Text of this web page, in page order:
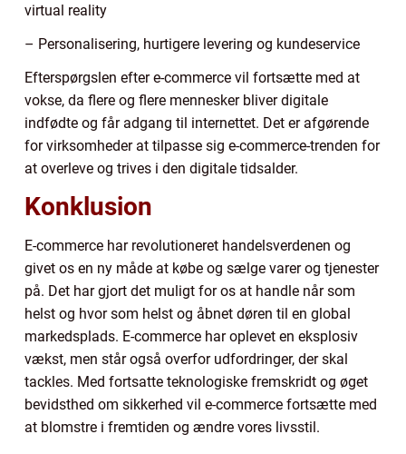
virtual reality
– Personalisering, hurtigere levering og kundeservice
Efterspørgslen efter e-commerce vil fortsætte med at
vokse, da flere og flere mennesker bliver digitale
indfødte og får adgang til internettet. Det er afgørende
for virksomheder at tilpasse sig e-commerce-trenden for
at overleve og trives i den digitale tidsalder.
Konklusion
E-commerce har revolutioneret handelsverdenen og
givet os en ny måde at købe og sælge varer og tjenester
på. Det har gjort det muligt for os at handle når som
helst og hvor som helst og åbnet døren til en global
markedsplads. E-commerce har oplevet en eksplosiv
vækst, men står også overfor udfordringer, der skal
tackles. Med fortsatte teknologiske fremskridt og øget
bevidsthed om sikkerhed vil e-commerce fortsætte med
at blomstre i fremtiden og ændre vores livsstil.